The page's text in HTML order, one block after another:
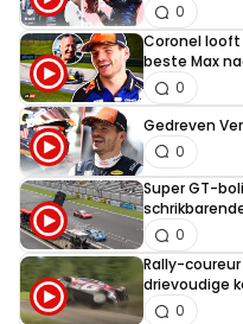
0
Coronel looft
beste Max
0
Gedreven
0
Super GT-
0
Rally-
drievoudige
0